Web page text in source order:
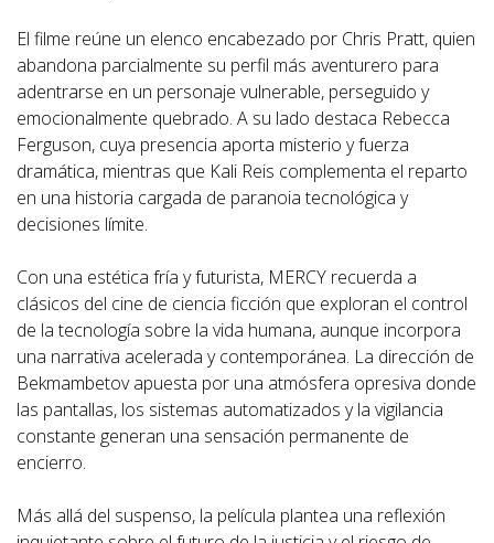
El filme reúne un elenco encabezado por Chris Pratt, quien
abandona parcialmente su perfil más aventurero para
adentrarse en un personaje vulnerable, perseguido y
emocionalmente quebrado. A su lado destaca Rebecca
Ferguson, cuya presencia aporta misterio y fuerza
dramática, mientras que Kali Reis complementa el reparto
en una historia cargada de paranoia tecnológica y
decisiones límite.
Con una estética fría y futurista, MERCY recuerda a
clásicos del cine de ciencia ficción que exploran el control
de la tecnología sobre la vida humana, aunque incorpora
una narrativa acelerada y contemporánea. La dirección de
Bekmambetov apuesta por una atmósfera opresiva donde
las pantallas, los sistemas automatizados y la vigilancia
constante generan una sensación permanente de
encierro.
Más allá del suspenso, la película plantea una reflexión